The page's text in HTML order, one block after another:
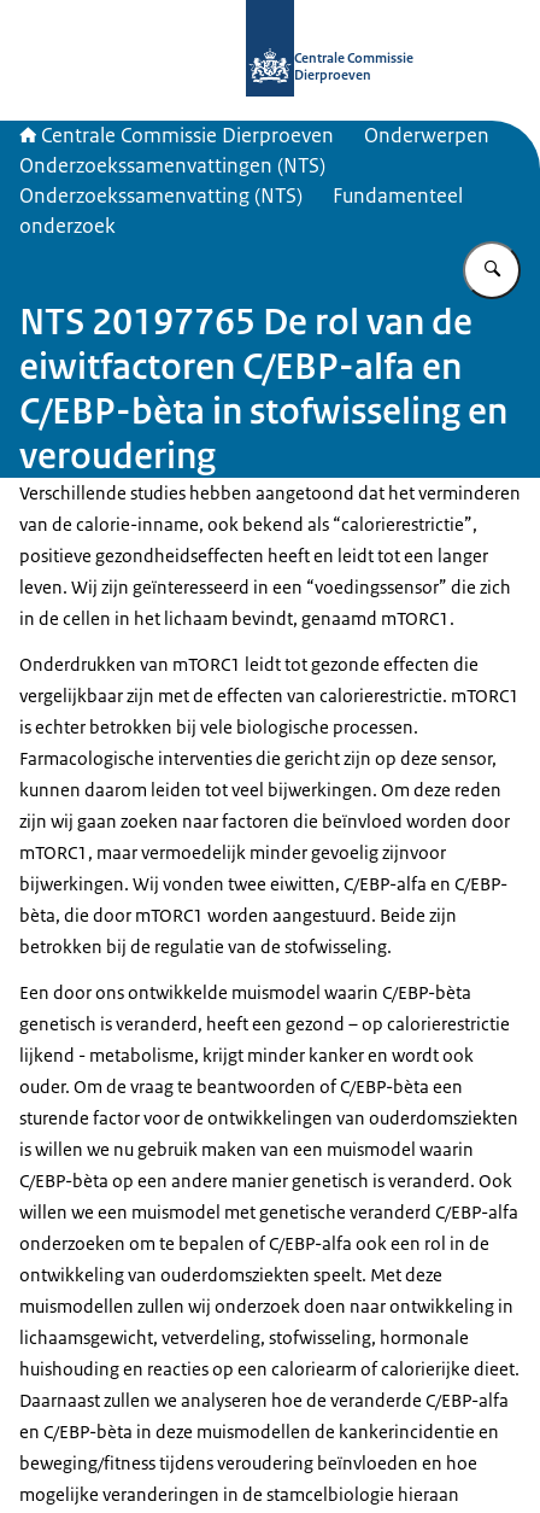
Centrale Commissie
Dierproeven
Centrale Commissie Dierproeven
Onderwerpen
Onderzoekssamenvattingen (NTS)
Onderzoekssamenvatting (NTS)
Fundamenteel
onderzoek
NTS 20197765 De rol van de
eiwitfactoren C/EBP-alfa en
C/EBP-bèta in stofwisseling en
veroudering
Verschillende studies hebben aangetoond dat het verminderen
van de calorie-inname, ook bekend als “calorierestrictie”,
positieve gezondheidseffecten heeft en leidt tot een langer
leven. Wij zijn geïnteresseerd in een “voedingssensor” die zich
in de cellen in het lichaam bevindt, genaamd mTORC1.
Onderdrukken van mTORC1 leidt tot gezonde effecten die
vergelijkbaar zijn met de effecten van calorierestrictie. mTORC1
is echter betrokken bij vele biologische processen.
Farmacologische interventies die gericht zijn op deze sensor,
kunnen daarom leiden tot veel bijwerkingen. Om deze reden
zijn wij gaan zoeken naar factoren die beïnvloed worden door
mTORC1, maar vermoedelijk minder gevoelig zijnvoor
bijwerkingen. Wij vonden twee eiwitten, C/EBP-alfa en C/EBP-
bèta, die door mTORC1 worden aangestuurd. Beide zijn
betrokken bij de regulatie van de stofwisseling.
Een door ons ontwikkelde muismodel waarin C/EBP-bèta
genetisch is veranderd, heeft een gezond – op calorierestrictie
lijkend - metabolisme, krijgt minder kanker en wordt ook
ouder. Om de vraag te beantwoorden of C/EBP-bèta een
sturende factor voor de ontwikkelingen van ouderdomsziekten
is willen we nu gebruik maken van een muismodel waarin
C/EBP-bèta op een andere manier genetisch is veranderd. Ook
willen we een muismodel met genetische veranderd C/EBP-alfa
onderzoeken om te bepalen of C/EBP-alfa ook een rol in de
ontwikkeling van ouderdomsziekten speelt. Met deze
muismodellen zullen wij onderzoek doen naar ontwikkeling in
lichaamsgewicht, vetverdeling, stofwisseling, hormonale
huishouding en reacties op een caloriearm of calorierijke dieet.
Daarnaast zullen we analyseren hoe de veranderde C/EBP-alfa
en C/EBP-bèta in deze muismodellen de kankerincidentie en
beweging/fitness tijdens veroudering beïnvloeden en hoe
mogelijke veranderingen in de stamcelbiologie hieraan